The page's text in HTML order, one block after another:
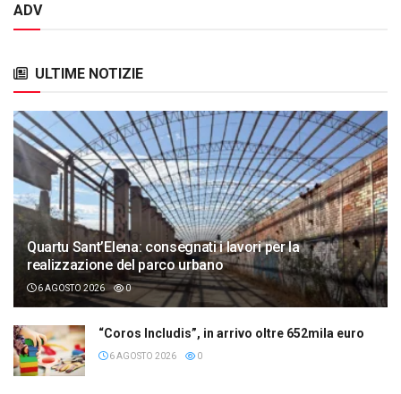
ADV
ULTIME NOTIZIE
Quartu Sant’Elena: consegnati i lavori per la
realizzazione del parco urbano
6 AGOSTO 2026 0
“Coros Includis”, in arrivo oltre 652mila euro
6 AGOSTO 2026 0